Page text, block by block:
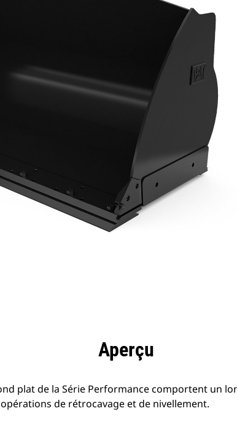
Aperçu
plat de la Série Performance comportent un
de rétrocavage et de nivellement.